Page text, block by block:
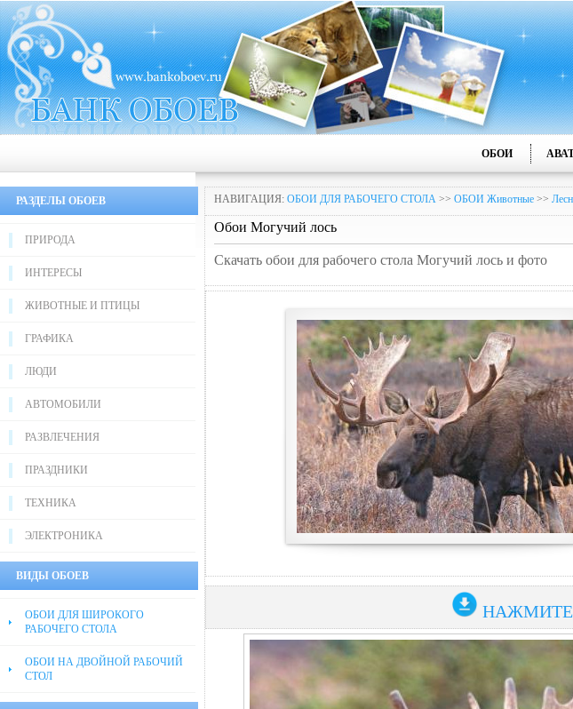
ОБОИ
РАЗДЕЛЫ ОБОЕВ
ПРИРОДА
ИНТЕРЕСЫ
ЖИВОТНЫЕ И ПТИЦЫ
ГРАФИКА
ЛЮДИ
АВТОМОБИЛИ
РАЗВЛЕЧЕНИЯ
ПРАЗДНИКИ
ТЕХНИКА
ЭЛЕКТРОНИКА
ВИДЫ ОБОЕВ
ОБОИ ДЛЯ ШИРОКОГО
РАБОЧЕГО СТОЛА
ОБОИ НА ДВОЙНОЙ РАБОЧИЙ
СТОЛ
НАВИГАЦИЯ: ОБОИ ДЛЯ РАБОЧЕГО СТОЛА >> ОБОИ Животные >>
Обои Могучий лось
Скачать обои для рабочего стола Могучий лось и фото
НАЖМИТЕ